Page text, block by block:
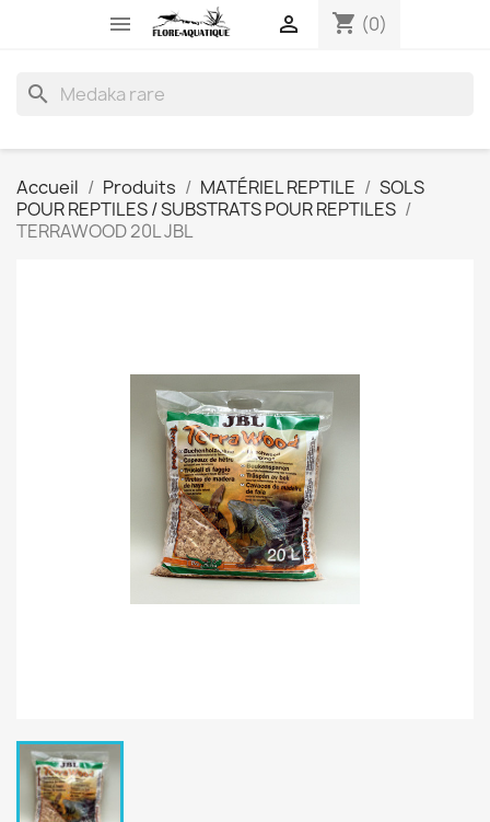
 shopping_cart (0)

search
Accueil Produits MATÉRIEL REPTILE
SOLS
POUR REPTILES / SUBSTRATS POUR REPTILES
TERRAWOOD 20L JBL